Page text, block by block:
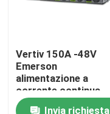
Chi siamo
Contatti
Vertiv 150A -48V
Emerson
alimentazione a
corrente continua
7.2kW 19" Rack
Invia richiesta